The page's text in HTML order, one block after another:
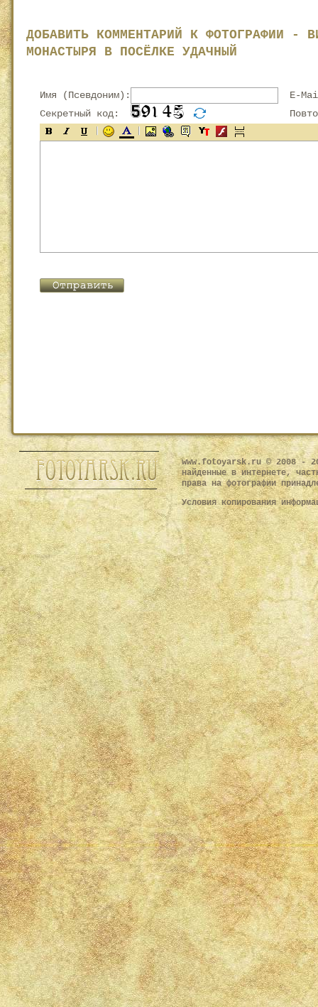
ДОБАВИТЬ КОММЕНТАРИЙ К ФОТОГРАФИИ -
МОНАСТЫРЯ В ПОСЁЛКЕ УДАЧНЫЙ
Имя (Псевдоним):
E-
Секретный код:
www.fotoyarsk.ru © 2008 -
найденные в интернете,
права на фотографии
Условия копирования